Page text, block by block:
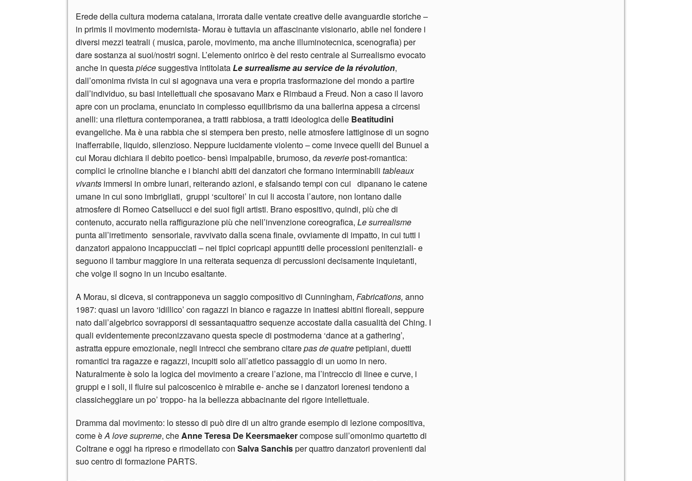
Erede della cultura moderna catalana, irrorata dalle ventate creative delle avanguardie storiche –
in primis il movimento modernista- Morau è tuttavia un affascinante visionario, abile nel fondere i
diversi mezzi teatrali ( musica, parole, movimento, ma anche illuminotecnica, scenografia) per
dare sostanza ai suoi/nostri sogni. L’elemento onirico è del resto centrale al Surrealismo evocato
anche in questapiécesuggestiva intitolataLe surrealisme au service de la révolution,
dall’omonima rivista in cui si agognava una vera e propria trasformazione del mondo a partire
dall’individuo, su basi intellettuali che sposavano Marx e Rimbaud a Freud. Non a caso il lavoro
apre con un proclama, enunciato in complesso equilibrismo da una ballerina appesa a circensi
anelli: una rilettura contemporanea, a tratti rabbiosa, a tratti ideologica delle Beatitudini
evangeliche. Ma è una rabbia che si stempera ben presto, nelle atmosfere lattiginose di un sogno
inafferrabile, liquido, silenzioso. Neppure lucidamente violento – come invece quelli del Bunuel a
cui Morau dichiara il debito poetico- bensì impalpabile, brumoso, dareveriepost-romantica:
complici le crinoline bianche e i bianchi abiti dei danzatori che formano interminabili tableaux
vivants immersi in ombre lunari, reiterando azioni, e sfalsando tempi con cui dipanano le catene
umane in cui sono imbrigliati, gruppi ‘scultorei’ in cui li accosta l’autore, non lontano dalle
atmosfere di Romeo Catsellucci e dei suoi figli artisti. Brano espositivo, quindi, più che di
contenuto, accurato nella raffigurazione più che nell’invenzione coreografica, Le surrealisme
punta all’irretimento sensoriale, ravvivato dalla scena finale, ovviamente di impatto, in cui tutti i
danzatori appaiono incappucciati – nei tipici copricapi appuntiti delle processioni penitenziali- e
seguono il tambur maggiore in una reiterata sequenza di percussioni decisamente inquietanti,
che volge il sogno in un incubo esaltante.
A Morau, si diceva, si contrapponeva un saggio compositivo di Cunningham, Fabrications, anno
1987: quasi un lavoro ‘idillico’ con ragazzi in bianco e ragazze in inattesi abitini floreali, seppure
nato dall’algebrico sovrapporsi di sessantaquattro sequenze accostate dalla casualità dei Ching. I
quali evidentemente preconizzavano questa specie di postmoderna ‘dance at a gathering’,
astratta eppure emozionale, negli intrecci che sembrano citarepas de quatrepetipiani, duetti
romantici tra ragazze e ragazzi, incupiti solo all’atletico passaggio di un uomo in nero.
Naturalmente è solo la logica del movimento a creare l’azione, ma l’intreccio di linee e curve, i
gruppi e i soli, il fluire sul palcoscenico è mirabile e- anche se i danzatori lorenesi tendono a
classicheggiare un po’ troppo- ha la bellezza abbacinante del rigore intellettuale.
Dramma dal movimento: lo stesso di può dire di un altro grande esempio di lezione compositiva,
come èA love supreme, cheAnne Teresa De Keersmaekercompose sull’omonimo quartetto di
Coltrane e oggi ha ripreso e rimodellato con SalvaSanchisper quattro danzatori provenienti dal
suo centro di formazione PARTS.